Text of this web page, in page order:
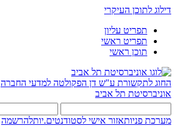
דילוג לתוכן העיקרי
תפריט עליון
תפריט ראשי
תוכן ראשי
החוג לתקשורת ע"ש דן הפקולטה למדעי החברה
אוניברסיטת תל אביב
מערכת פניותאזור אישי לסטודנטים.יותלהרשמה